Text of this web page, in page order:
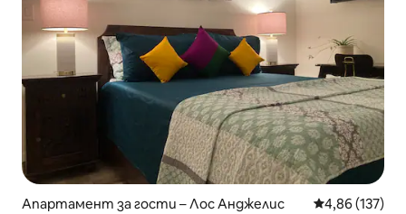
Апартамент за гости – Лос Анджелис Средна
4,86 (137)